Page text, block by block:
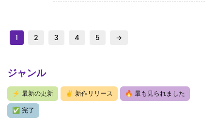
1 2 3 4 5 →
ジャンル
⚡ 最新の更新 ✌ 新作リリース 🔥 最も見られました
✅ 完了